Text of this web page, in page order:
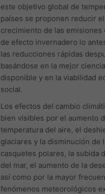
este objetivo global de
países se proponen reducir el
crecimiento de las emisiones
de efecto invernadero lo
las reducciones rápidas
basándose en la mejor ciencia
disponible y en la viabilidad
social.
Los efectos del cambio
bien visibles por el aumento
temperatura del aire, el
glaciares y la disminución de
casquetes polares, la subida
del mar, el aumento de la
así como por la mayor
fenómenos meteorológicos